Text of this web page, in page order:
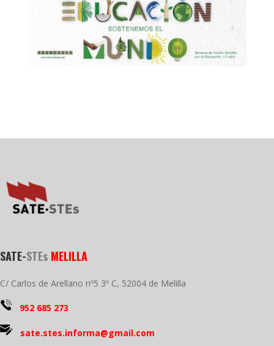
SATE-STEs MELILLA
C/ Carlos de Arellano nº5 3º C, 52004 de Melilla
952 685 273
sate.stes.informa@gmail.com